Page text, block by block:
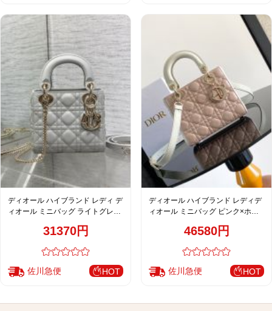
ディオール ハイブランド レディ デ
ィオール ミニバッグ ライトグレー
品質レプリカ31370円
佐川急便 HOT
ディオール ハイブランド レディデ
ィオール ミニバッグ ピンク×ホワ
46580円
佐川急便 HOT